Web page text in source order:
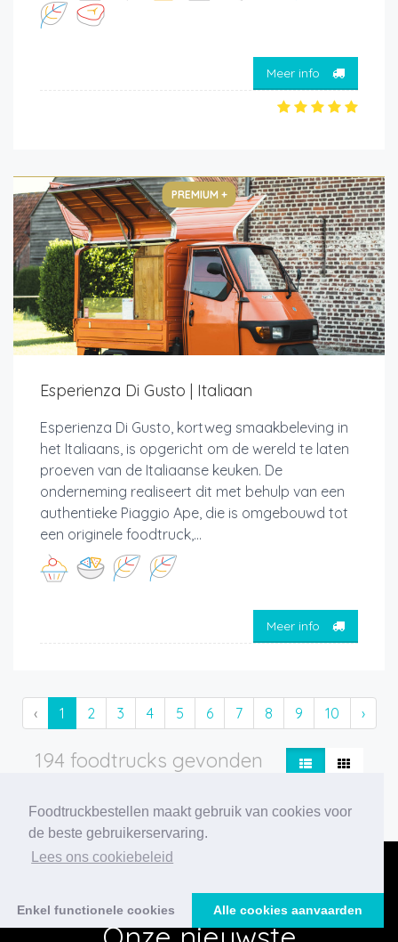
Foodtruckbestellen maakt gebruik van cookies voor
de beste gebruikerservaring.
Lees ons cookiebeleid
Enkel functionele cookies Alle cookies aanvaarden
Meer info
PREMIUM +
Esperienza Di Gusto | Italiaan
Esperienza Di Gusto, kortweg smaakbeleving in
het Italiaans, is opgericht om de wereld te laten
proeven van de Italiaanse keuken. De
onderneming realiseert dit met behulp van een
authentieke Piaggio Ape, die is omgebouwd tot
een originele foodtruck,...
Meer info
‹ 1 2 3 4 5 6 7 8 9 10 ›
194 foodtrucks gevonden